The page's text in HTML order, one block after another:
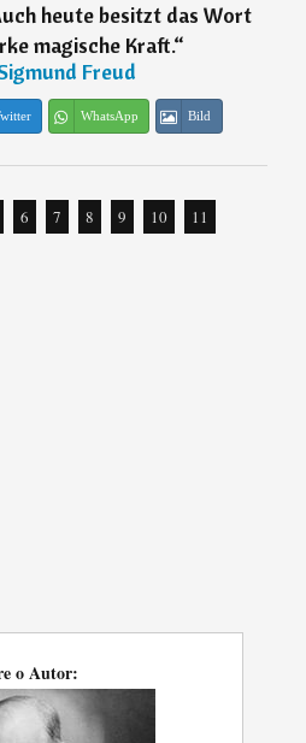
heute besitzt das Wort
magische Kraft.“
Freud
WhatsApp Bild
6 7 8 9 10 11
o Autor: